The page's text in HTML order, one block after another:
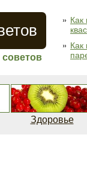
Как
Как
Здоровье